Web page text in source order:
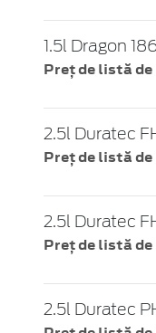
1.5l Dragon
Preț de listă
2.5l Duratec
Preț de listă
2.5l Duratec
Preț de listă de
2.5l Duratec